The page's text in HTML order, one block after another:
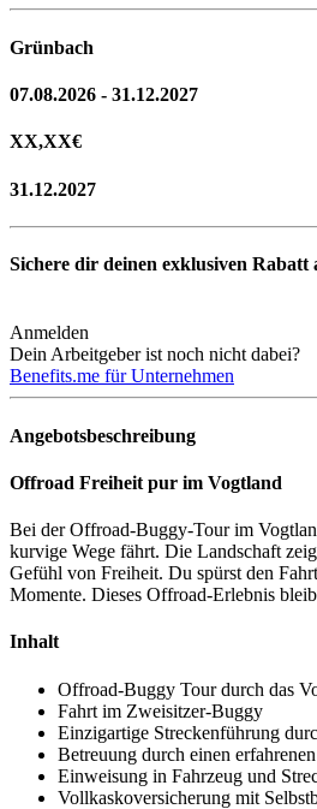
Grünbach
07.08.2026 - 31.12.2027
XX,XX€
31.12.2027
Sichere dir deinen exklusiven Rabatt
Anmelden
Dein Arbeitgeber ist noch nicht dabei?
Benefits.me für Unternehmen
Angebotsbeschreibung
Offroad Freiheit pur im Vogtland
Bei der Offroad-Buggy-Tour im
kurvige Wege fährt. Die Landschaft
Gefühl von Freiheit. Du spürst den
Momente. Dieses Offroad-Erlebnis
Inhalt
Offroad-Buggy Tour durch das
Fahrt im Zweisitzer-Buggy
Einzigartige Streckenführung
Betreuung durch einen
Einweisung in Fahrzeug und
Vollkaskoversicherung mit